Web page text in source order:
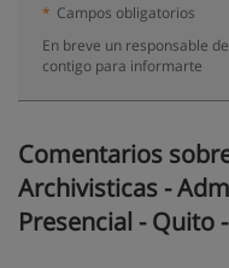
* Campos obligatorios
En breve un responsable
contigo para informarte
Comentarios
Archivisticas -
Presencial - Quito